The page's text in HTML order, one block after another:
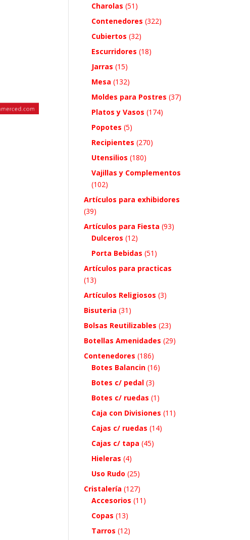
Charolas (51)
Contenedores (322)
Cubiertos (32)
Escurridores (18)
Jarras (15)
Mesa (132)
Moldes para Postres (37)
Platos y Vasos (174)
Popotes (5)
Recipientes (270)
Utensilios (180)
Vajillas y Complementos
(102)
Artículos para exhibidores
(39)
Artículos para Fiesta (93)
Dulceros (12)
Porta Bebidas (51)
Artículos para practicas
(13)
Artículos Religiosos (3)
Bisuteria (31)
Bolsas Reutilizables (23)
Botellas Amenidades (29)
Contenedores (186)
Botes Balancin (16)
Botes c/ pedal (3)
Botes c/ ruedas (1)
Caja con Divisiones (11)
Cajas c/ ruedas (14)
Cajas c/ tapa (45)
Hieleras (4)
Uso Rudo (25)
Cristalería (127)
Accesorios (11)
Copas (13)
Tarros (12)